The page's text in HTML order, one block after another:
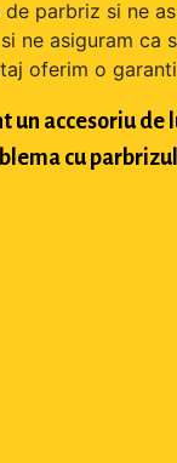
parbriz si ne
ne asiguram ca
oferim o
un accesoriu
cu